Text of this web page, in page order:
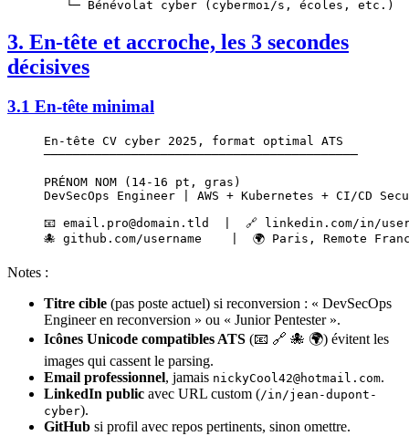
   └─ Bénévolat cyber (cybermoi/s, écoles, etc.)
3. En-tête et accroche, les 3 secondes
décisives
3.1 En-tête minimal
En-tête CV cyber 2025, format optimal ATS
───────────────────────────────────────────
PRÉNOM NOM (14-16 pt, gras)
DevSecOps Engineer | AWS + Kubernetes + CI/CD
📧 email.pro@domain.tld  |  🔗 linkedin.com/in/
🐙 github.com/username    |  🌍 Paris, Remote
Notes :
Titre cible (pas poste actuel) si reconversion : « DevSecOps
Engineer en reconversion » ou « Junior Pentester ».
Icônes Unicode compatibles ATS (📧 🔗 🐙 🌍) évitent les
images qui cassent le parsing.
Email professionnel, jamais nickyCool42@hotmail.com.
LinkedIn public avec URL custom (/in/jean-dupont-
cyber).
GitHub si profil avec repos pertinents, sinon omettre.